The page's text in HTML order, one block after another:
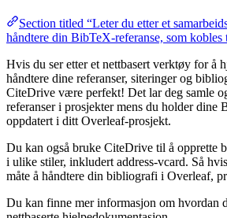
Section titled “Leter du etter et
håndtere din BibTeX-referanse, som kobles
Hvis du ser etter et nettbasert verktøy for å
håndtere dine referanser, siteringer og
CiteDrive være perfekt! Det lar deg samle
referanser i prosjekter mens du holder dine
oppdatert i ditt Overleaf-prosjekt.
Du kan også bruke CiteDrive til å opprette
i ulike stiler, inkludert address-vcard. Så
måte å håndtere din bibliografi i Overleaf,
Du kan finne mer informasjon om hvordan